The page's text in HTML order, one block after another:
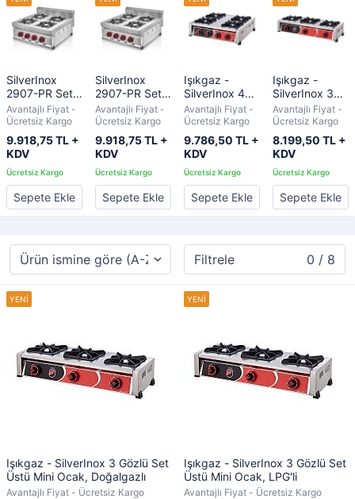
SilverInox
2907-PR Set
Üstü 4 Yanışlı
Profesyonel
Ocak,
55x60x15.5
cm TÜPLÜ
Avantajlı Fiyat -
Ücretsiz Kargo
9.918,75 TL +
KDV
Sepete Ekle
SilverInox
2907-PR Set
Üstü 4 Yanışlı
Profesyonel
Ocak,
55x60x15.5
cm Doğalgazlı
Avantajlı Fiyat -
Ücretsiz Kargo
9.918,75 TL +
KDV
Sepete Ekle
Işıkgaz -
SilverInox 4
Gözlü Set
Üstü Mini
Ocak, LPG'li
Avantajlı Fiyat -
Ücretsiz Kargo
9.786,50 TL +
KDV
Sepete Ekle
Işıkgaz -
SilverInox 3
Gözlü Set
Üstü Mini
Ocak, LPG'li
Avantajlı Fiyat -
Ücretsiz Kargo
8.199,50 TL +
KDV
Sepete Ekle
Filtrele 0 / 8
Işıkgaz - SilverInox 3 Gözlü Set
Üstü Mini Ocak, Doğalgazlı
Avantajlı Fiyat - Ücretsiz Kargo
Işıkgaz - SilverInox 3 Gözlü Set
Üstü Mini Ocak, LPG'li
Avantajlı Fiyat - Ücretsiz Kargo